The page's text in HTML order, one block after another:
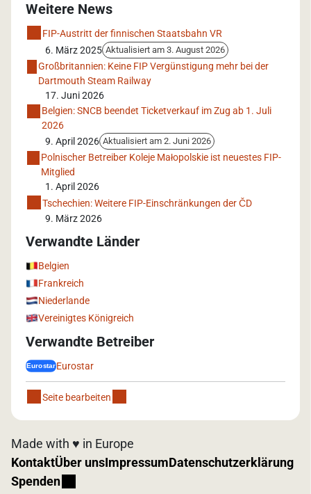
Weitere News
FIP-Austritt der finnischen Staatsbahn VR
6. März 2025 Aktualisiert am 3. August 2026
Großbritannien: Keine FIP Vergünstigung mehr bei der
Dartmouth Steam Railway
17. Juni 2026
Belgien: SNCB beendet Ticketverkauf im Zug ab 1. Juli
2026
9. April 2026 Aktualisiert am 2. Juni 2026
Polnischer Betreiber Koleje Małopolskie ist neuestes FIP-
Mitglied
1. April 2026
Tschechien: Weitere FIP-Einschränkungen der ČD
9. März 2026
Verwandte Länder
Belgien
Frankreich
Niederlande
Vereinigtes Königreich
Verwandte Betreiber
Eurostar
Seite bearbeiten
Made with ♥️ in Europe
KontaktÜber unsImpressumDatenschutzerklärung
Spenden